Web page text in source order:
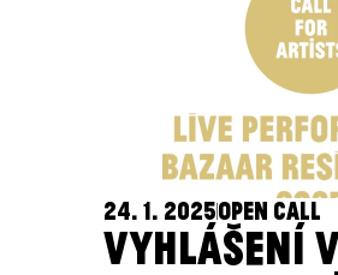
24. 1. 2025OPEN CALL
VYHLÁŠENÍ